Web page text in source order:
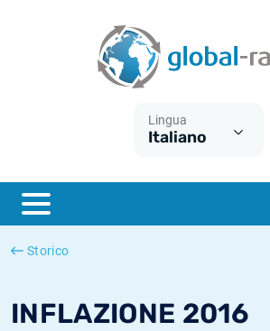
Lingua
Italiano
Storico
INFLAZIONE 2016
ESTER
SONIA
Cos'è l'inflazione CPI?
Cos'è l'inflazione HICP?
Inflazione Italia
Inflazione Stati Uniti
Tassi storici Euribor
Tassi storici di SONIA
Tassi storici di TONAR
Calcolatore dell’inflazione